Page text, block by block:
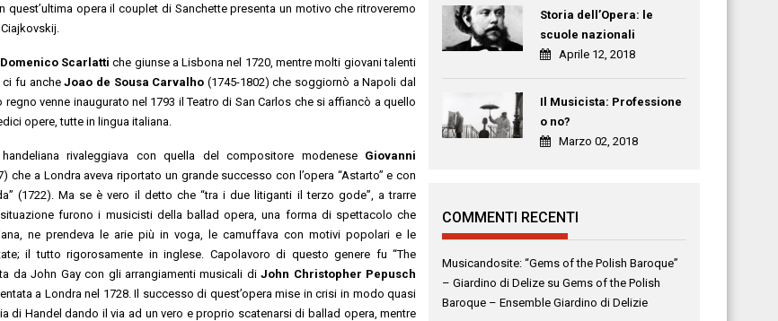
quest’ultima opera il couplet di Sanchette presenta un motivo che ritroveremo
Domenico Scarlatti che giunse a Lisbona nel 1720, mentre molti giovani talenti
ci fu ancheJoao de Sousa Carvalho (1745-1802) che soggiornò a Napoli dal
venne inaugurato nel 1793 il Teatro di San Carlos che si affiancò a quello
opere, tutte in lingua italiana.
handeliana rivaleggiava con quella del compositore modenese Giovanni
che a Londra aveva riportato un grande successo con l’opera “Astarto” e con
(1722). Ma se è vero il detto che “tra i due litiganti il terzo gode”, a trarre
furono i musicisti della ballad opera, una forma di spettacolo che
ne prendeva le arie più in voga, le camuffava con motivi popolari e le
il tutto rigorosamente in inglese. Capolavoro di questo genere fu “The
da John Gay con gli arrangiamenti musicali diJohn Christopher Pepusch
a Londra nel 1728. Il successo di quest’opera mise in crisi in modo quasi
di Handel dando il via ad un vero e proprio scatenarsi di ballad opera, mentre
Storia dell’Opera: le
scuole nazionali
Aprile 12, 2018
Il Musicista: Professione
o no?
Marzo 02, 2018
COMMENTI RECENTI
Musicandosite: “Gems of the Polish Baroque”
– Giardino di Delize suGems of the Polish
Baroque – Ensemble Giardino di Delizie